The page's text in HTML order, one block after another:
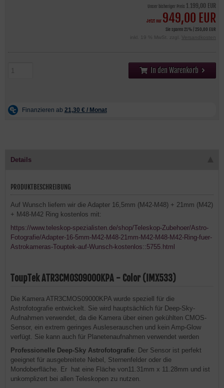
Unser bisheriger Preis 1.199,00 EUR
Jetzt nur 949,00 EUR
Sie sparen 21% / 250,00 EUR
inkl. 19 % MwSt. zzgl.
Versandkosten
In den Warenkorb
Details
PRODUKTBESCHREIBUNG
Auf Wunsch liefern wir die Adapter 16,5mm (M42-M48) + 21mm (M42)
+ M48-M42 Ring kostenlos mit:
https://www.teleskop-spezialisten.de/shop/Teleskop-Zubehoer/Astro-
Fotografie/Adapter-16-5mm-M42-M48-21mm-M42-M48-M42-Ring-fuer-
Astrokameras-Touptek-auf-Wunsch-kostenlos::5755.html
ToupTek ATR3CMOS09000KPA - Color (IMX533)
Die Kamera ATR3CMOS09000KPA wurde speziell für die
Astrofotografie entwickelt. Sie wird hauptsächlich für Deep-Sky-
Aufnahmen verwendet, da die Kamera über einen gekühlten CMOS-
Sensor, ein extrem geringes Ausleserauschen und kein Amp-Glow
verfügt. Sie kann auch für Planetenaufnahmen verwendet werden
Professionelle Deep-Sky Astrofotografie: Der Sensor ist perfekt
geeignet für ausgebreitete Nebel, Sternenfelder oder die
Mondoberfläche. Er hat eine Fläche von11.31mm x 11.28mm und ist
unkomplizert bei allen Teleskopen zu nutzen.